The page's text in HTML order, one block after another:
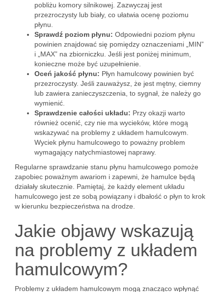
pobliżu komory silnikowej. Zazwyczaj jest
przezroczysty lub biały, co ułatwia ocenę poziomu
płynu.
Sprawdź poziom płynu: Odpowiedni poziom płynu
powinien znajdować się pomiędzy oznaczeniami „MIN”
i „MAX” na zbiorniczku. Jeśli jest poniżej minimum,
konieczne może być uzupełnienie.
Oceń jakość płynu: Płyn hamulcowy powinien być
przezroczysty. Jeśli zauważysz, że jest mętny, ciemny
lub zawiera zanieczyszczenia, to sygnał, że należy go
wymienić.
Sprawdzenie całości układu: Przy okazji warto
również ocenić, czy nie ma wycieków, które mogą
wskazywać na problemy z układem hamulcowym.
Wyciek płynu hamulcowego to poważny problem
wymagający natychmiastowej naprawy.
Regularne sprawdzanie stanu płynu hamulcowego pomoże
zapobiec poważnym awariom i zapewni, że hamulce będą
działały skutecznie. Pamiętaj, że każdy element układu
hamulcowego jest ze sobą powiązany i dbałość o płyn to krok
w kierunku bezpieczeństwa na drodze.
Jakie objawy wskazują
na problemy z układem
hamulcowym?
Problemy z układem hamulcowym mogą znacząco wpłynąć